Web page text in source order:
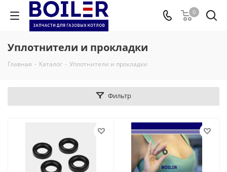
0
Уплотнители и прокладки
Главная - Каталог - Уплотнители и прокладки
Фильтр